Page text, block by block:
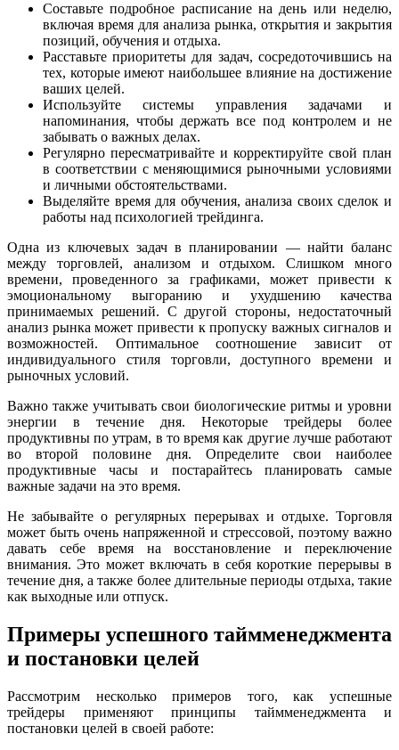
Составьте подробное расписание на день или неделю,
включая время для анализа рынка, открытия и закрытия
позиций, обучения и отдыха.
Расставьте приоритеты для задач, сосредоточившись на
тех, которые имеют наибольшее влияние на достижение
ваших целей.
Используйте системы управления задачами и
напоминания, чтобы держать все под контролем и не
забывать о важных делах.
Регулярно пересматривайте и корректируйте свой план
в соответствии с меняющимися рыночными условиями
и личными обстоятельствами.
Выделяйте время для обучения, анализа своих сделок и
работы над психологией трейдинга.
Одна из ключевых задач в планировании — найти баланс
между торговлей, анализом и отдыхом. Слишком много
времени, проведенного за графиками, может привести к
эмоциональному выгоранию и ухудшению качества
принимаемых решений. С другой стороны, недостаточный
анализ рынка может привести к пропуску важных сигналов и
возможностей. Оптимальное соотношение зависит от
индивидуального стиля торговли, доступного времени и
рыночных условий.
Важно также учитывать свои биологические ритмы и уровни
энергии в течение дня. Некоторые трейдеры более
продуктивны по утрам, в то время как другие лучше работают
во второй половине дня. Определите свои наиболее
продуктивные часы и постарайтесь планировать самые
важные задачи на это время.
Не забывайте о регулярных перерывах и отдыхе. Торговля
может быть очень напряженной и стрессовой, поэтому важно
давать себе время на восстановление и переключение
внимания. Это может включать в себя короткие перерывы в
течение дня, а также более длительные периоды отдыха, такие
как выходные или отпуск.
Примеры успешного таймменеджмента
и постановки целей
Рассмотрим несколько примеров того, как успешные
трейдеры применяют принципы таймменеджмента и
постановки целей в своей работе: